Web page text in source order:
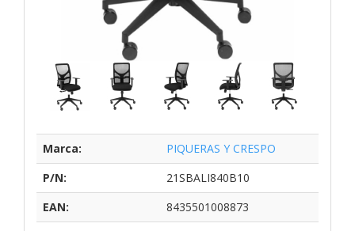
Marca:
PIQUERAS Y CRESPO
P/N:
21SBALI840B10
EAN:
8435501008873